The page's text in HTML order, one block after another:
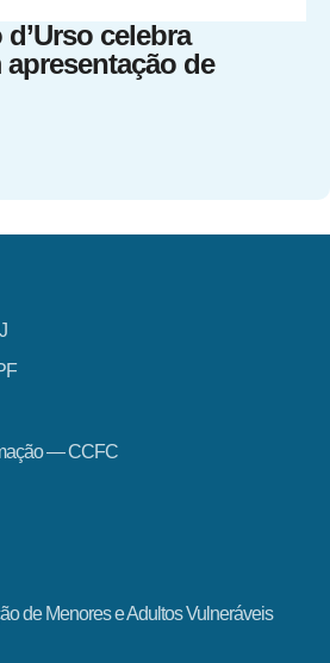
celebra
de
— CCFC
de Menores e Adultos Vulneráveis